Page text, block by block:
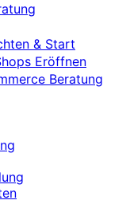
& Start
Eröffnen
Beratung